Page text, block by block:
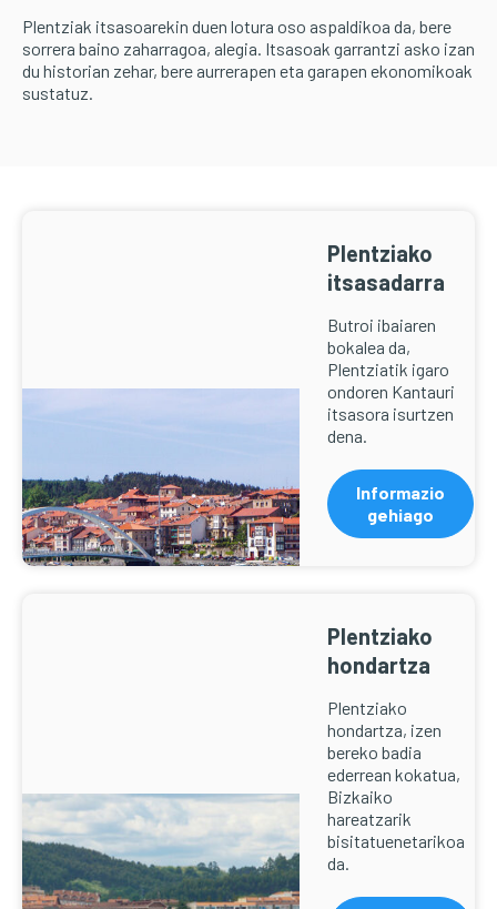
Plentziak itsasoarekin duen lotura oso aspaldikoa da, bere
sorrera baino zaharragoa, alegia. Itsasoak garrantzi asko izan
du historian zehar, bere aurrerapen eta garapen ekonomikoak
sustatuz.
Plentziako
itsasadarra
Butroi ibaiaren
bokalea da,
Plentziatik igaro
ondoren Kantauri
itsasora isurtzen
dena.
Informazio
gehiago
Plentziako
hondartza
Plentziako
hondartza, izen
bereko badia
ederrean kokatua,
Bizkaiko
hareatzarik
bisitatuenetarikoa
da.